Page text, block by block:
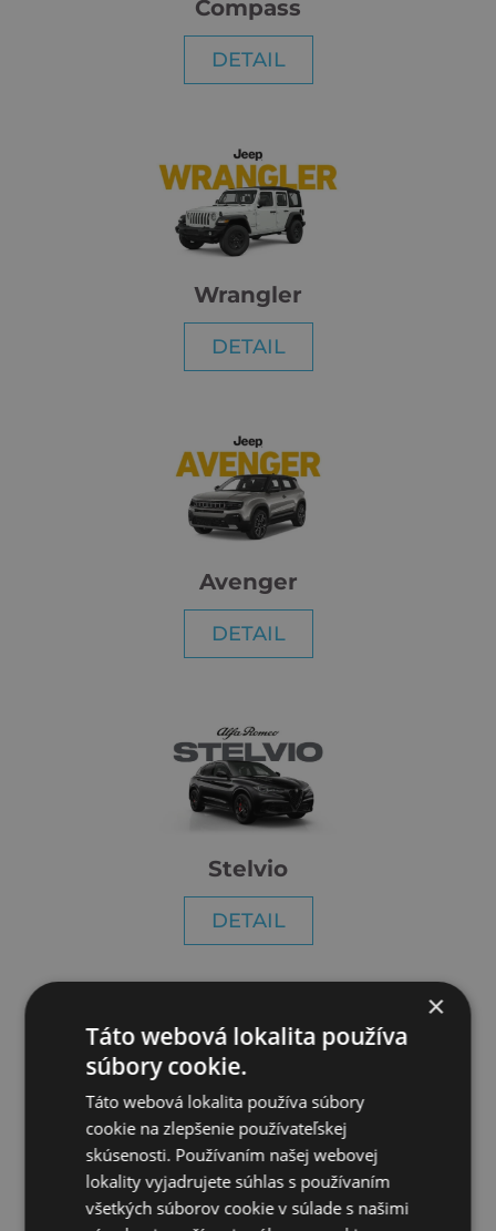
Compass
DETAIL
Wrangler
DETAIL
Avenger
DETAIL
Stelvio
DETAIL
Giulia
DETAIL
×
Táto webová lokalita používa
súbory cookie.
Táto webová lokalita používa súbory
cookie na zlepšenie používateľskej
skúsenosti. Používaním našej webovej
lokality vyjadrujete súhlas s používaním
všetkých súborov cookie v súlade s našimi